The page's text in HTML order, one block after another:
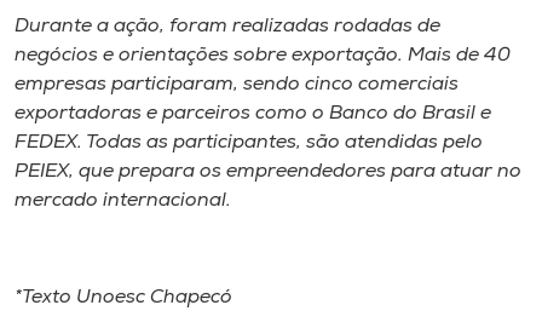
Selecione
o idioma
A+
A-
Durante a ação, foram realizadas rodadas de
negócios e orientações sobre exportação. Mais de 40
empresas participaram, sendo cinco comerciais
exportadoras e parceiros como o Banco do Brasil e
FEDEX. Todas as participantes, são atendidas pelo
PEIEX, que prepara os empreendedores para atuar no
mercado internacional.
*Texto Unoesc Chapecó